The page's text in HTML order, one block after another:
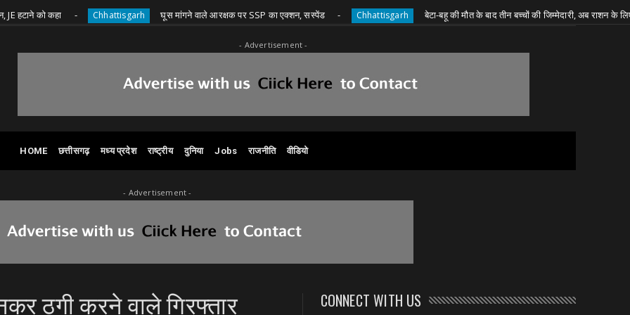
- Advertisement -
HOME छत्तीसगढ़ मध्य प्रदेश राष्ट्रीय दुनिया Jobs राजनीति वीडियो
कहा Chhattisgarh घूस मांगने वाले आरक्षक पर SSP का एक्शन, सस्पेंड Chhattisgarh बेटा-बहू की मौत के बाद तीन बच्चों की जिम्मेदारी, अब राशन के लिए दादी की
- Advertisement -
ठगी करने वाले गिरफ्तार CONNECT WITH US